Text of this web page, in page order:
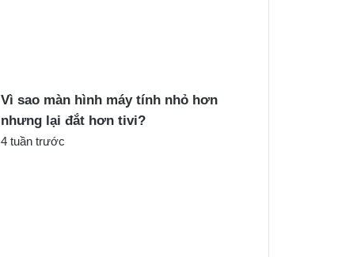
Vì sao màn hình máy tính nhỏ hơn
nhưng lại đắt hơn tivi?
4 tuần trước